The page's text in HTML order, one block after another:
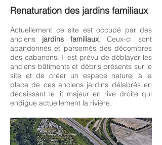
Renaturation des jardins familiaux
Actuellement ce site est occupé par des
anciens jardins familiaux. Ceux-ci sont
abandonnés et parsemés des décombres
des cabanons. Il est prévu de déblayer les
anciens bâtiments et débris présents sur le
site et de créer un espace naturel à la
place de ces anciens jardins délabrés en
décaissant le lit majeur en rive droite qui
endigue actuellement la rivière.